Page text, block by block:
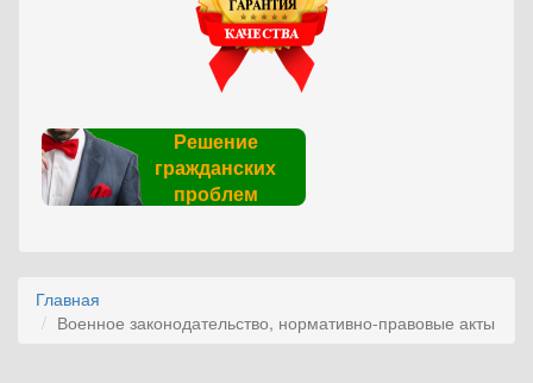
Решение
гражданских
проблем
Главная
Военное законодательство, нормативно-правовые акты